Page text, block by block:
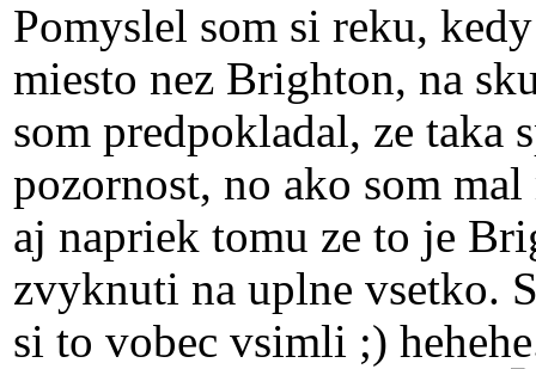
Pomyslel som si reku,
miesto nez Brighton, na
som predpokladal, ze taka
pozornost, no ako som
aj napriek tomu ze to je
zvyknuti na uplne vsetko.
si to vobec vsimli ;)